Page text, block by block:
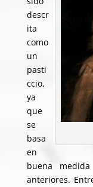
descr
ita
como
un
pasti
ccio,
ya
que
se
basa
en
buena
anteriores.